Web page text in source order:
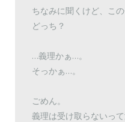
ちなみに聞くけど、こ
どっち？
…義理かぁ…。
そっかぁ…。
ごめん。
義理は受け取らないって